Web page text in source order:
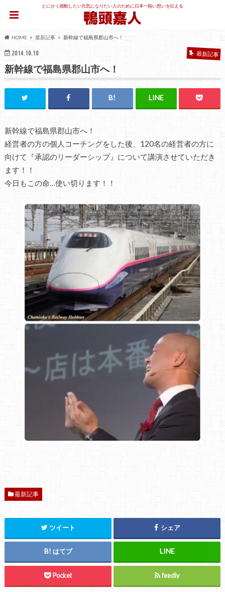
とにかく感動したい元気になりたい人のために日本一熱い想いを伝える
HOME 最新記事 新幹線で福島県郡山市へ！
2014.10.10 最新記事
新幹線で福島県郡山市へ！
新幹線で福島県郡山市へ！
経営者の方の個人コーチングをした後、120名の経営者の方に
向けて『承認のリーダーシップ』について講演させていただき
ます！！
今日もこの命…使い切ります！！
最新記事
ツイート シェア
はてブ
Pocket feedly